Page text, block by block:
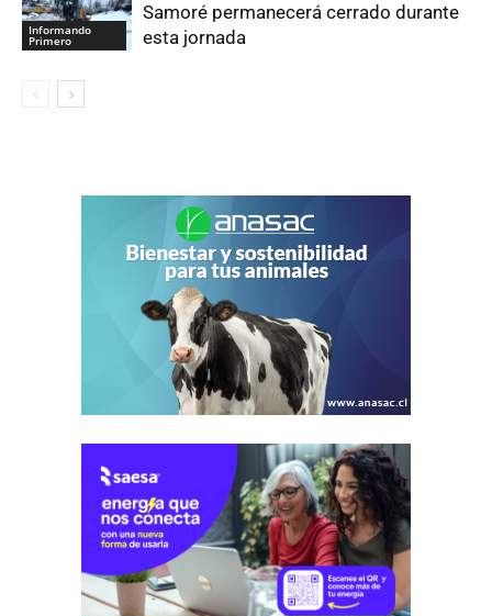
Informando
Primero
Samoré permanecerá cerrado durante
esta jornada